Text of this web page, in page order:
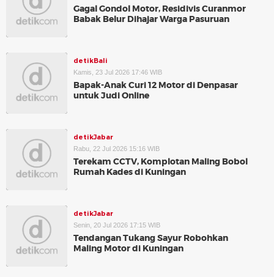
Gagal Gondol Motor, Residivis Curanmor
Babak Belur Dihajar Warga Pasuruan
detikBali
Kamis, 23 Jul 2026 17:46 WIB
Bapak-Anak Curi 12 Motor di Denpasar
untuk Judi Online
detikJabar
Rabu, 22 Jul 2026 15:16 WIB
Terekam CCTV, Komplotan Maling Bobol
Rumah Kades di Kuningan
detikJabar
Senin, 20 Jul 2026 17:15 WIB
Tendangan Tukang Sayur Robohkan
Maling Motor di Kuningan